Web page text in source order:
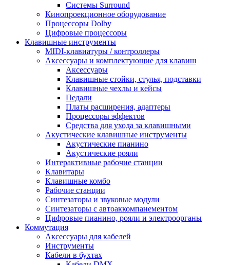
Системы Surround
Кинопроекционное оборудование
Процессоры Dolby
Цифровые процессоры
Клавишные инструменты
MIDI-клавиатуры / контроллеры
Аксессуары и комплектующие для клавиш
Аксессуары
Клавишные стойки, стулья, подставки
Клавишные чехлы и кейсы
Педали
Платы расширения, адаптеры
Процессоры эффектов
Средства для ухода за клавишными
Акустические клавишные инструменты
Акустические пианино
Акустические рояли
Интерактивные рабочие станции
Клавитары
Клавишные комбо
Рабочие станции
Синтезаторы и звуковые модули
Синтезаторы с автоаккомпанементом
Цифровые пианино, рояли и электроорганы
Коммутация
Аксессуары для кабелей
Инструменты
Кабели в бухтах